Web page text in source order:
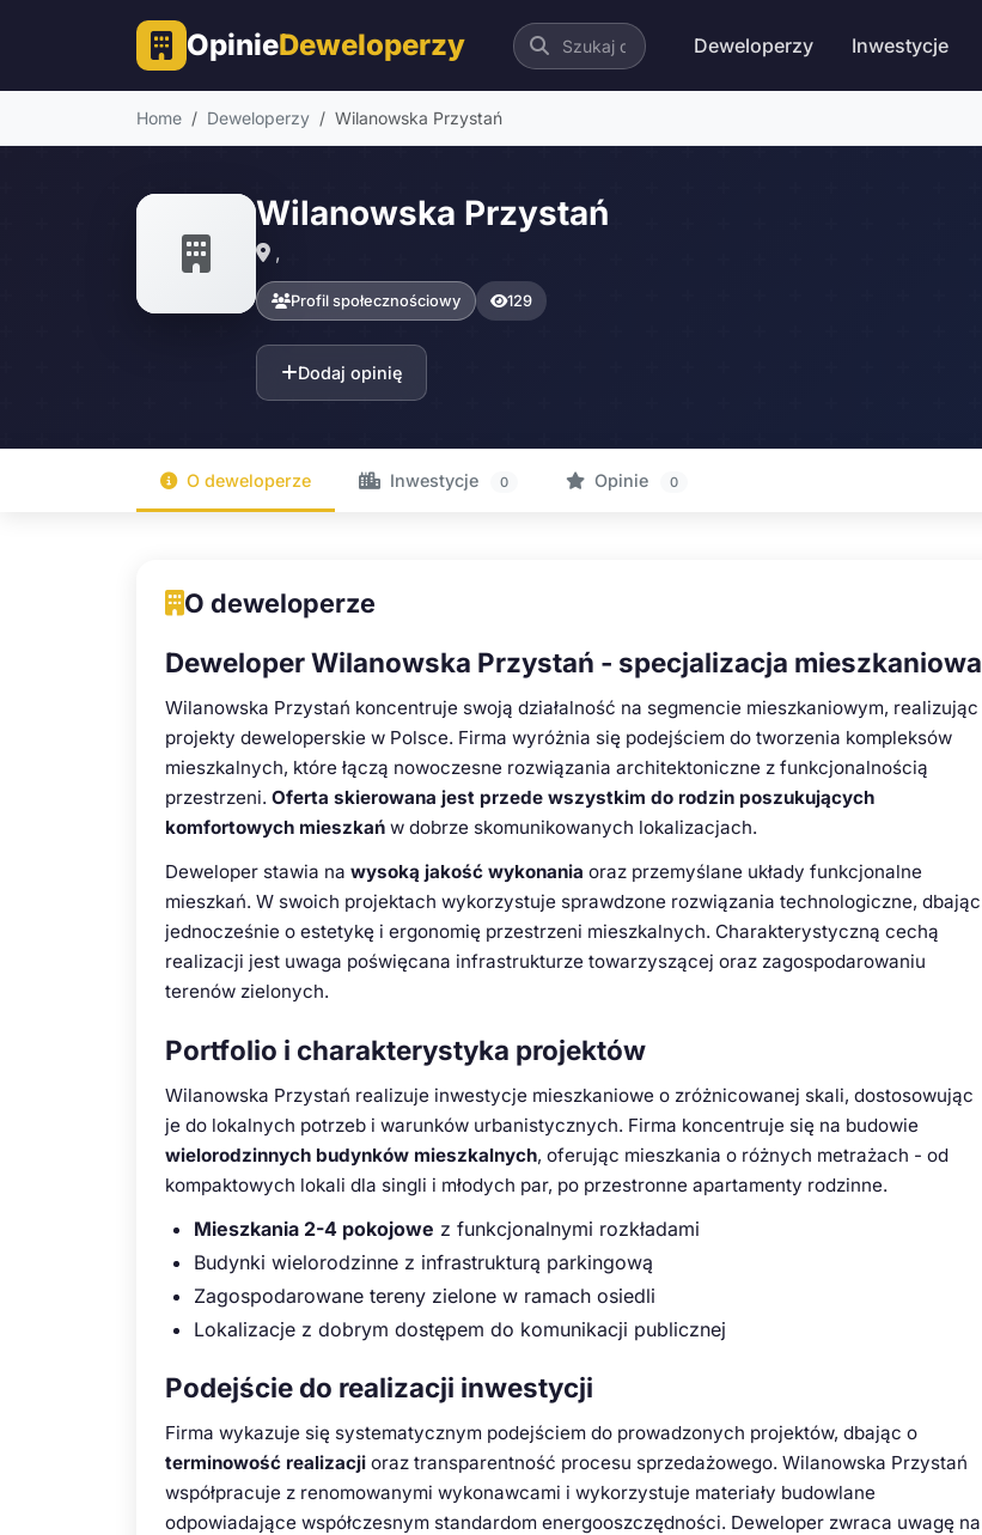
OpinieDeweloperzy Deweloperzy Inwestycje
Home Deweloperzy Wilanowska Przystań
Wilanowska Przystań
,
Profil społecznościowy 129
Dodaj opinię
O deweloperze Inwestycje 0 Opinie 0
O deweloperze
Deweloper Wilanowska Przystań - specjalizacja mieszkaniowa
Wilanowska Przystań koncentruje swoją działalność na segmencie mieszkaniowym, realizując
projekty deweloperskie w Polsce. Firma wyróżnia się podejściem do tworzenia kompleksów
mieszkalnych, które łączą nowoczesne rozwiązania architektoniczne z funkcjonalnością
przestrzeni. Oferta skierowana jest przede wszystkim do rodzin poszukujących
komfortowych mieszkań w dobrze skomunikowanych lokalizacjach.
Deweloper stawia na wysoką jakość wykonania oraz przemyślane układy funkcjonalne
mieszkań. W swoich projektach wykorzystuje sprawdzone rozwiązania technologiczne, dbając
jednocześnie o estetykę i ergonomię przestrzeni mieszkalnych. Charakterystyczną cechą
realizacji jest uwaga poświęcana infrastrukturze towarzyszącej oraz zagospodarowaniu
terenów zielonych.
Portfolio i charakterystyka projektów
Wilanowska Przystań realizuje inwestycje mieszkaniowe o zróżnicowanej skali, dostosowując
je do lokalnych potrzeb i warunków urbanistycznych. Firma koncentruje się na budowie
wielorodzinnych budynków mieszkalnych, oferując mieszkania o różnych metrażach - od
kompaktowych lokali dla singli i młodych par, po przestronne apartamenty rodzinne.
Mieszkania 2-4 pokojowe z funkcjonalnymi rozkładami
Budynki wielorodzinne z infrastrukturą parkingową
Zagospodarowane tereny zielone w ramach osiedli
Lokalizacje z dobrym dostępem do komunikacji publicznej
Podejście do realizacji inwestycji
Firma wykazuje się systematycznym podejściem do prowadzonych projektów, dbając o
terminowość realizacji oraz transparentność procesu sprzedażowego. Wilanowska Przystań
współpracuje z renomowanymi wykonawcami i wykorzystuje materiały budowlane
odpowiadające współczesnym standardom energooszczędności. Deweloper zwraca uwagę na